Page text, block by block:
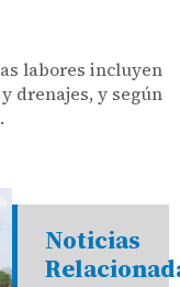
labores incluyen
drenajes, y según
Noticias